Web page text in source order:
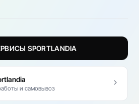
SPORTLANDIA
и самовывоз